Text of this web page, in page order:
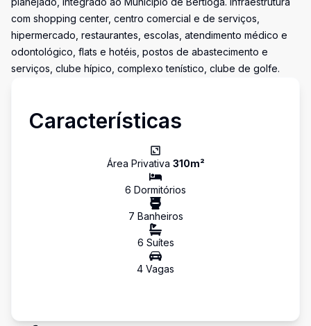
com shopping center, centro comercial e de serviços,
hipermercado, restaurantes, escolas, atendimento médico e
odontológico, flats e hotéis, postos de abastecimento e
serviços, clube hípico, complexo tenístico, clube de golfe.
Características
Área Privativa 310m²
6 Dormitórios
7 Banheiros
6 Suítes
4 Vagas